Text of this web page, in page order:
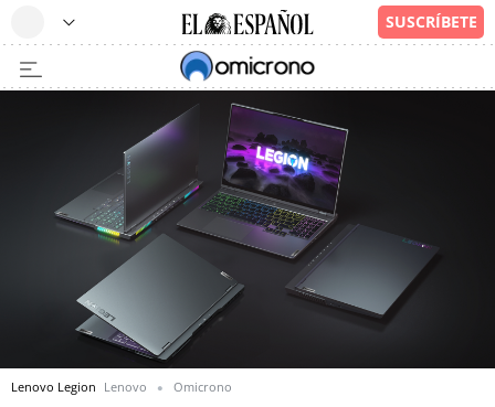
Lenovo Legion Lenovo Omicrono